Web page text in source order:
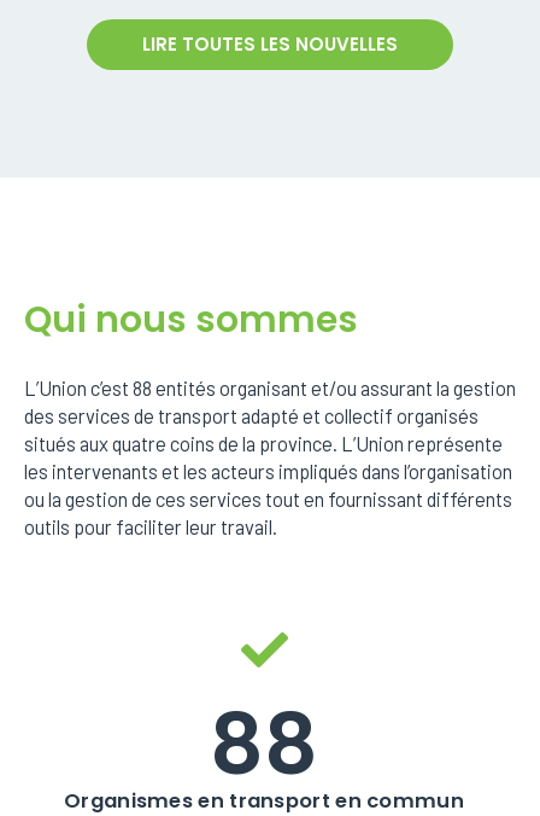
LIRE TOUTES LES NOUVELLES
Qui nous sommes
L’Union c’est 88 entités organisant et/ou assurant la gestion
des services de transport adapté et collectif organisés
situés aux quatre coins de la province. L’Union représente
les intervenants et les acteurs impliqués dans l’organisation
ou la gestion de ces services tout en fournissant différents
outils pour faciliter leur travail.
Organismes en transport en commun
88